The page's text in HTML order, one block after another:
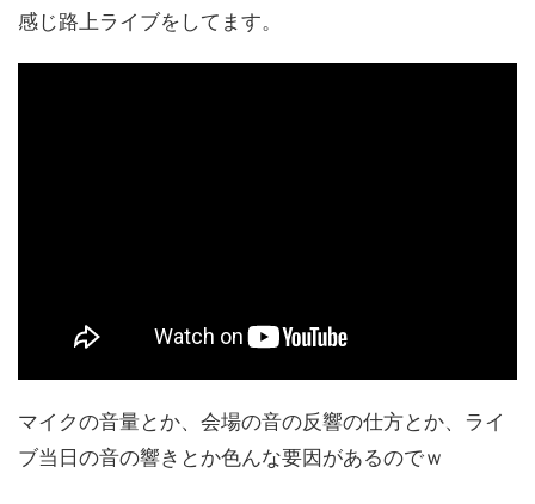
感じ路上ライブをしてます。
マイクの音量とか、会場の音の反響の仕方とか、ライ
ブ当日の音の響きとか色んな要因があるのでｗ